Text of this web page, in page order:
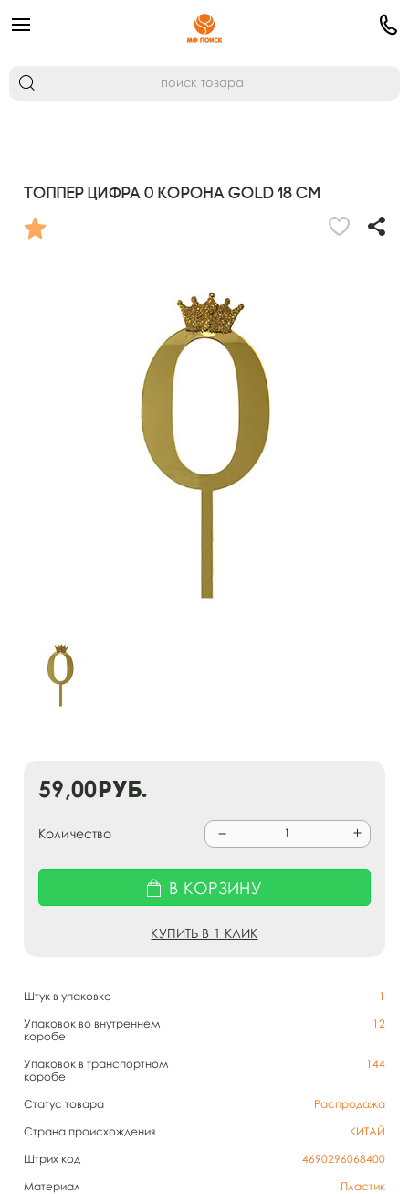
Топпер цифра 0 Корона GOLD 18 см
Штук в упаковке
1
Упаковок во внутреннем
коробе
12
Упаковок в транспортном
коробе
144
Статус товара
Распродажа
Страна происхождения
КИТАЙ
Штрих код
4690296068400
Материал
Пластик
59,00руб.
Количество
В КОРЗИНУ
КУПИТЬ В 1 КЛИК